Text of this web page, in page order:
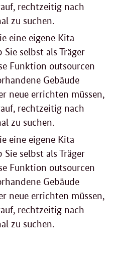
rechtzeitig nach
zu suchen.
eine eigene Kita
selbst als Träger
Funktion outsourcen
Gebäude
neue errichten müssen,
rechtzeitig nach
zu suchen.
eine eigene Kita
selbst als Träger
Funktion outsourcen
Gebäude
neue errichten müssen,
rechtzeitig nach
zu suchen.